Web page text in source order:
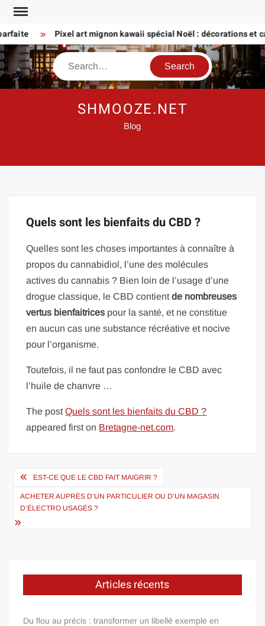
Skip
content
Pixel art mignon kawaii spécial Noël : décorations et
Search
SHMOOZE.NET
Blog
Quels sont les bienfaits du CBD ?
Quelles sont les choses importantes à connaître à
propos du cannabidiol, l’une des molécules
actives du cannabis ? Bien loin de l’usage d’une
drogue classique, le CBD contientde nombreuses
vertus bienfaitrices pour la santé, et ne constitue
en aucun cas une substance récréative et nocive
pour l’organisme.
Toutefois, il ne faut pas confondre le CBD avec
l’huile de chanvre …
The postQuels sont les bienfaits du CBD ?
appeared first on Bretagne-net.com.
Navigation
de
l’article
EST-CE QUE LE CBD FAIT MAIGRIR ?
ACHETER AUPRÈS D’UN PARTICULIER OU D’UN MAGASIN
D’ÉLECTRO USAGÉS ?
Articles récents
Du flou au précis : transformer un libellé exemple en